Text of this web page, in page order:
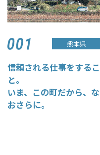
熊本県
信頼される仕事をするこ
と。
いま、この町だから、な
おさらに。